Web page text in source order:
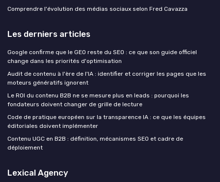
Comprendre l'évolution des médias sociaux selon Fred Cavazza
Les derniers articles
Google confirme que le GEO reste du SEO : ce que son guide officiel
change dans les priorités d'optimisation
Audit de contenu à l'ère de l'IA : identifier et corriger les pages que les
moteurs génératifs ignorent
Le ROI du contenu B2B ne se mesure plus en leads : pourquoi les
fondateurs doivent changer de grille de lecture
Code de pratique européen sur la transparence IA : ce que les équipes
éditoriales doivent implémenter
Contenu UGC en B2B : définition, mécanismes SEO et cadre de
déploiement
Lexical Agency